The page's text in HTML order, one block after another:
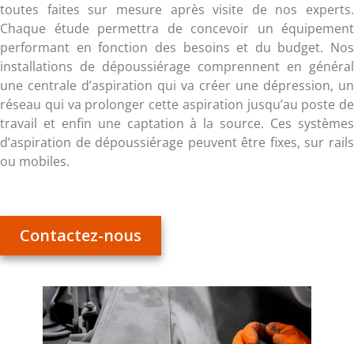
toutes faites sur mesure après visite de nos experts.
Chaque étude permettra de concevoir un équipement
performant en fonction des besoins et du budget. Nos
installations de dépoussiérage comprennent en général
une centrale d’aspiration qui va créer une dépression, un
réseau qui va prolonger cette aspiration jusqu’au poste de
travail et enfin une captation à la source. Ces systèmes
d’aspiration de dépoussiérage peuvent être fixes, sur rails
ou mobiles.
Contactez-nous